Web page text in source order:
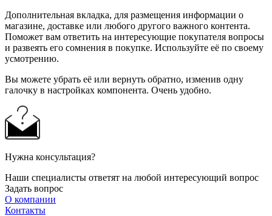
Дополнительная вкладка, для размещения информации о
магазине, доставке или любого другого важного контента.
Поможет вам ответить на интересующие покупателя вопросы
и развеять его сомнения в покупке. Используйте её по своему
усмотрению.
Вы можете убрать её или вернуть обратно, изменив одну
галочку в настройках компонента. Очень удобно.
Нужна консультация?
Наши специалисты ответят на любой интересующий вопрос
Задать вопрос
О компании
Контакты